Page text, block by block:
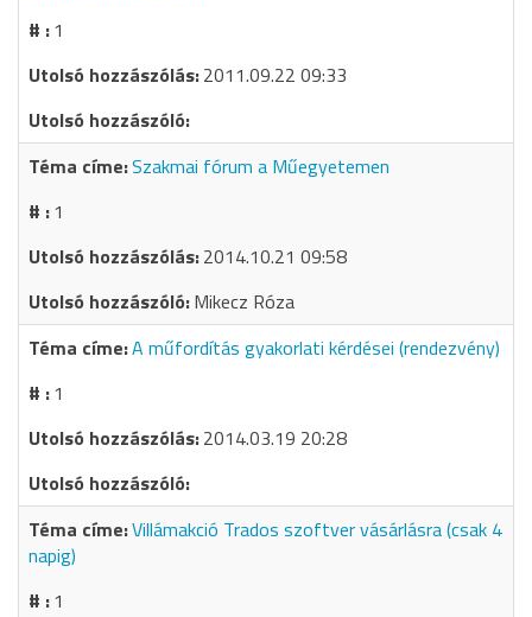
1
2011.09.22 09:33
Szakmai fórum a Műegyetemen
1
2014.10.21 09:58
Mikecz Róza
A műfordítás gyakorlati kérdései (rendezvény)
1
2014.03.19 20:28
Villámakció Trados szoftver vásárlásra (csak 4
napig)
1